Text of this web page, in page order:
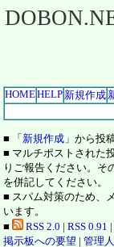
HOMEHELP 新規作成
■ 「新規作成 」から投
■ マルチポストされた
りご報告ください。そ
を併記してください。
■ スパム対策のため、
います。
■
RSS 2.0 | RSS 0.91 |
掲示板への要望 | 管理